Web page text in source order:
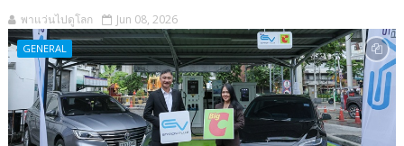
พาแว่นไปดูโลก Jun 08, 2026
GENERAL